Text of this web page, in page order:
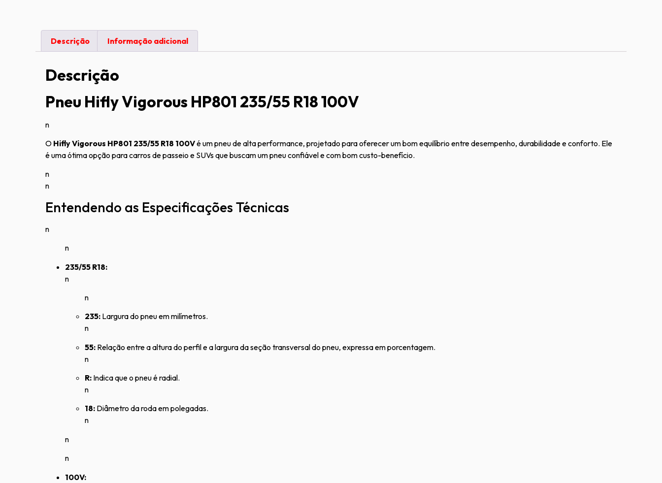
Descrição Informação adicional
Descrição
Pneu Hifly Vigorous HP801 235/55 R18 100V
n
O Hifly Vigorous HP801 235/55 R18 100Vé um pneu de alta performance, projetado para oferecer um bom equilíbrio entre desempenho, durabilidade e conforto. Ele
é uma ótima opção para carros de passeio e SUVs que buscam um pneu confiável e com bom custo-benefício.
n
n
Entendendo as Especificações Técnicas
n
n
235/55 R18:
n
n
235: Largura do pneu em milímetros.
n
55: Relação entre a altura do perfil e a largura da seção transversal do pneu, expressa em porcentagem.
n
R: Indica que o pneu é radial.
n
18: Diâmetro da roda em polegadas.
n
n
n
100V: